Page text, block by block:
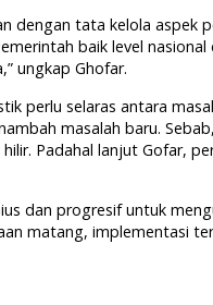
dengan tata kelola aspek
baik level
ungkap Ghofar.
perlu selaras antara
masalah baru.
Padahal lanjut Gofar,
dan progresif untuk
matang, implementasi